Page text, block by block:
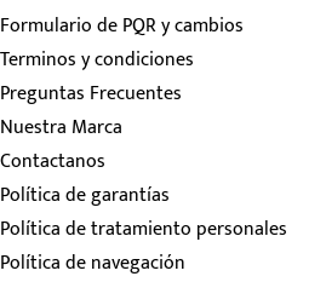
Formulario de PQR y cambios
Terminos y condiciones
Preguntas Frecuentes
Nuestra Marca
Contactanos
Política de garantías
Política de tratamiento personales
Política de navegación